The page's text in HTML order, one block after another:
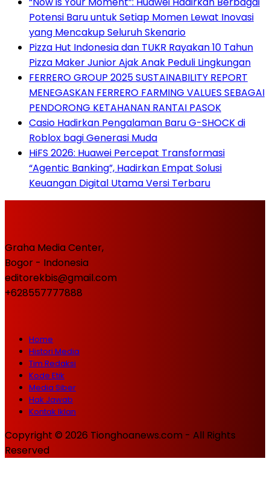
Potensi Baru untuk Setiap Momen Lewat Inovasi
yang Mencakup Seluruh Skenario
Pizza Hut Indonesia dan TUKR Rayakan 10 Tahun
Pizza Maker Junior Ajak Anak Peduli Lingkungan
FERRERO GROUP 2025 SUSTAINABILITY REPORT
MENEGASKAN FERRERO FARMING VALUES SEBAGAI
PENDORONG KETAHANAN RANTAI PASOK
Casio Hadirkan Pengalaman Baru G-SHOCK di
Roblox bagi Generasi Muda
HiFS 2026: Huawei Percepat Transformasi
“Agentic Banking”, Hadirkan Empat Solusi
Keuangan Digital Utama Versi Terbaru
Graha Media Center,
Bogor - Indonesia
editorekbis@gmail.com
+628557777888
Home
Histori Media
Tim Redaksi
Kode Etik
Media Siber
Hak Jawab
Kontak Iklan
Copyright © 2026 Tionghoanews.com - All Rights
Reserved